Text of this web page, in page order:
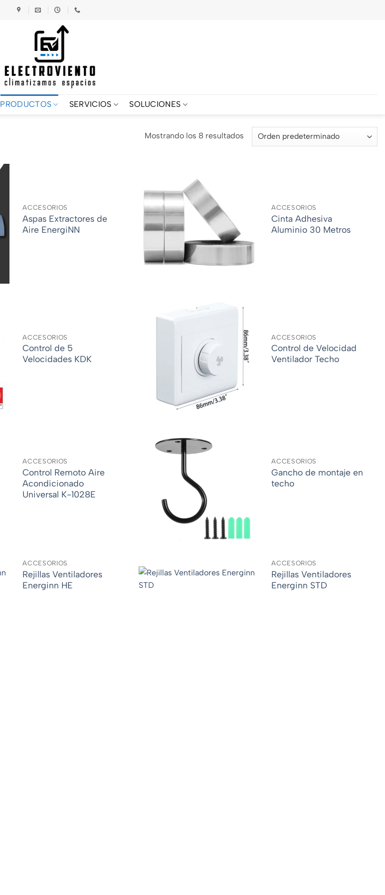
PRODUCTOS SERVICIOS SOLUCIONES
Mostrando los 8 resultados
ACCESORIOS
Aspas Extractores de
Aire EnergiNN
ACCESORIOS
Cinta Adhesiva
Aluminio 30 Metros
ACCESORIOS
Control de 5
Velocidades KDK
ACCESORIOS
Control de Velocidad
Ventilador Techo
ACCESORIOS
Control Remoto Aire
Acondicionado
Universal K-1028E
ACCESORIOS
Gancho de montaje en
techo
ACCESORIOS
Rejillas Ventiladores
Energinn HE
ACCESORIOS
Rejillas Ventiladores
Energinn STD